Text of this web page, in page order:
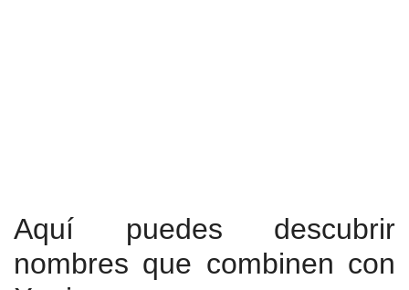
Aquí puedes descubrir
nombres que combinen con